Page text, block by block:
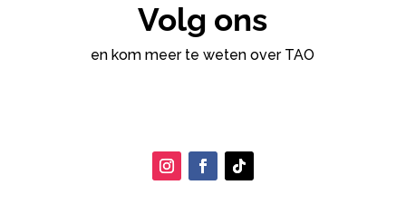
Volg ons
en kom meer te weten over TAO